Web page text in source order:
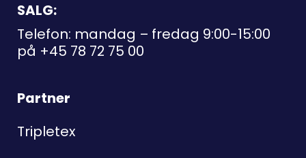
SALG:
Telefon: mandag – fredag 9:00-15:00
på +45 78 72 75 00
Partner
Tripletex